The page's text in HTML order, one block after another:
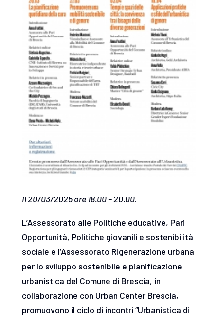
Il 20/03/2025 ore 18.00 – 20.00.
L’Assessorato alle Politiche educative, Pari
Opportunità, Politiche giovanili e sostenibilità
sociale e l’Assessorato Rigenerazione urbana
per lo sviluppo sostenibile e pianificazione
urbanistica del Comune di Brescia, in
collaborazione con Urban Center Brescia,
promuovono il ciclo di incontri “Urbanistica di